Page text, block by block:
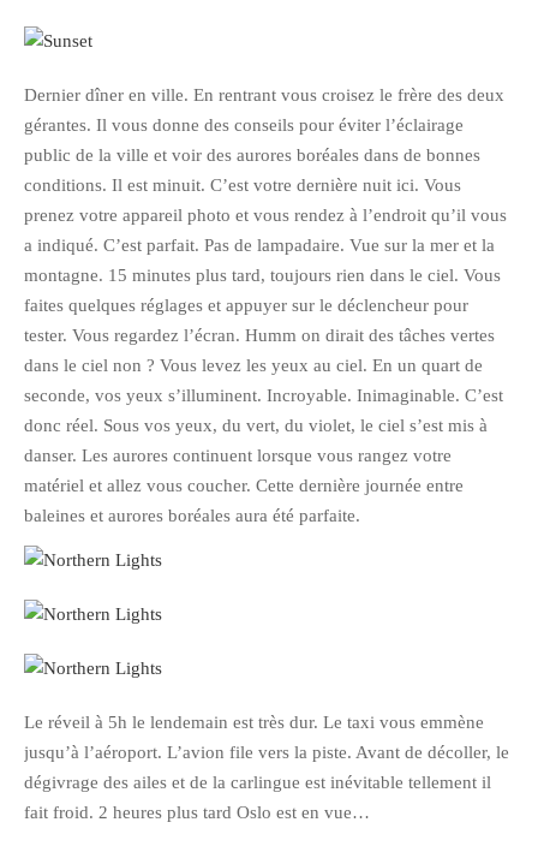
septembre 2012
août 2012
mai 2012
avril 2012
mars 2012
février 2012
décembre 2011
novembre 2011
octobre 2011
septembre 2011
juillet 2011
avril 2011
mars 2011
février 2011
janvier 2011
décembre 2010
Dernier dîner en ville. En rentrant vous croisez le frère des deux
gérantes. Il vous donne des conseils pour éviter l’éclairage
public de la ville et voir des aurores boréales dans de bonnes
conditions. Il est minuit. C’est votre dernière nuit ici. Vous
prenez votre appareil photo et vous rendez à l’endroit qu’il vous
a indiqué. C’est parfait. Pas de lampadaire. Vue sur la mer et la
montagne. 15 minutes plus tard, toujours rien dans le ciel. Vous
faites quelques réglages et appuyer sur le déclencheur pour
tester. Vous regardez l’écran. Humm on dirait des tâches vertes
dans le ciel non ? Vous levez les yeux au ciel. En un quart de
seconde, vos yeux s’illuminent. Incroyable. Inimaginable. C’est
donc réel. Sous vos yeux, du vert, du violet, le ciel s’est mis à
danser. Les aurores continuent lorsque vous rangez votre
matériel et allez vous coucher. Cette dernière journée entre
baleines et aurores boréales aura été parfaite.
Le réveil à 5h le lendemain est très dur. Le taxi vous emmène
jusqu’à l’aéroport. L’avion file vers la piste. Avant de décoller, le
dégivrage des ailes et de la carlingue est inévitable tellement il
fait froid. 2 heures plus tard Oslo est en vue…